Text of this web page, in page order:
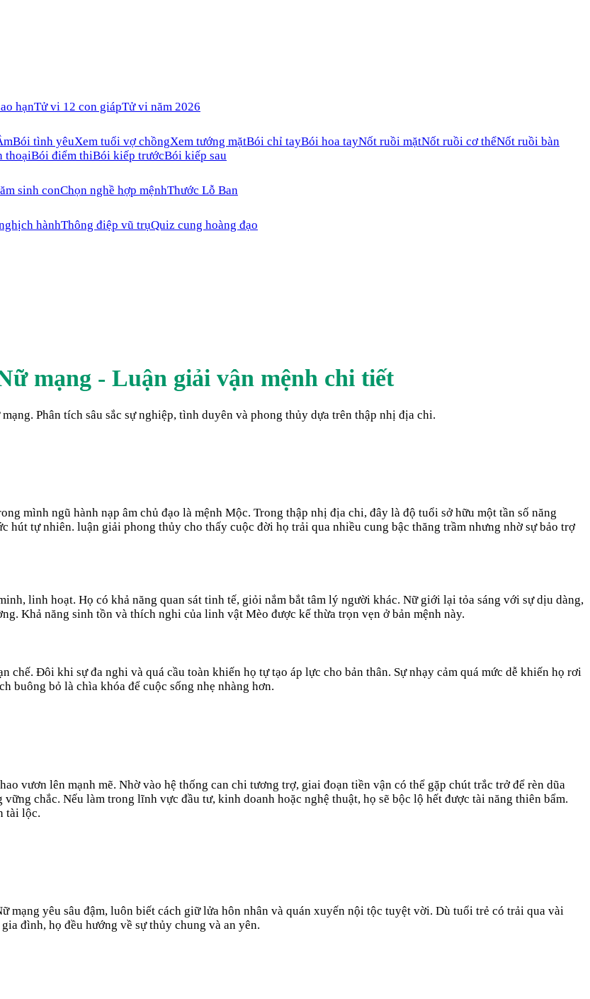
hạnTử vi 12 con giápTử vi năm 2026
Bói tình yêuXem tuổi vợ chồngXem tướng mặtBói chỉ tayBói hoa tayNốt ruồi mặtNốt ruồi cơ thểNốt ruồi bàn
thoạiBói điểm thiBói kiếp trướcBói kiếp sau
sinh conChọn nghề hợp mệnhThước Lỗ Ban
hànhThông điệp vũ trụQuiz cung hoàng đạo
mạng - Luận giải vận mệnh chi tiết
Phân tích sâu sắc sự nghiệp, tình duyên và phong thủy dựa trên thập nhị địa chi.
mình ngũ hành nạp âm chủ đạo là mệnh Mộc. Trong thập nhị địa chi, đây là độ tuổi sở hữu một tần số năng
hút tự nhiên. luận giải phong thủy cho thấy cuộc đời họ trải qua nhiều cung bậc thăng trầm nhưng nhờ sự bảo trợ
linh hoạt. Họ có khả năng quan sát tinh tế, giỏi nắm bắt tâm lý người khác. Nữ giới lại tỏa sáng với sự dịu dàng,
Khả năng sinh tồn và thích nghi của linh vật Mèo được kế thừa trọn vẹn ở bản mệnh này.
chế. Đôi khi sự đa nghi và quá cầu toàn khiến họ tự tạo áp lực cho bản thân. Sự nhạy cảm quá mức dễ khiến họ rơi
buông bỏ là chìa khóa để cuộc sống nhẹ nhàng hơn.
vươn lên mạnh mẽ. Nhờ vào hệ thống can chi tương trợ, giai đoạn tiền vận có thể gặp chút trắc trở để rèn dũa
chắc. Nếu làm trong lĩnh vực đầu tư, kinh doanh hoặc nghệ thuật, họ sẽ bộc lộ hết được tài năng thiên bẩm.
tài lộc.
mạng yêu sâu đậm, luôn biết cách giữ lửa hôn nhân và quán xuyến nội tộc tuyệt vời. Dù tuổi trẻ có trải qua vài
đình, họ đều hướng về sự thủy chung và an yên.